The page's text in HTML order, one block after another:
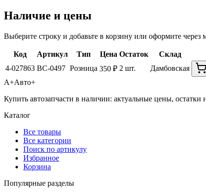
Наличие и цены
Выберите строку и добавьте в корзину или оформите через
Код Артикул Тип Цена Остаток
Склад
4-027863 BC-0497 Розница 350 ₽ 2 шт. Дамбовская
А+Авто+
Купить автозапчасти в наличии: актуальные цены,
Каталог
Все товары
Все категории
Поиск по артикулу
Избранное
Корзина
Популярные разделы